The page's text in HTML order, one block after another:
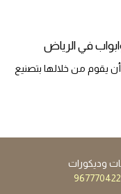
في الرياض
أن يقوم من خلالها بتصنيع
وديكورات